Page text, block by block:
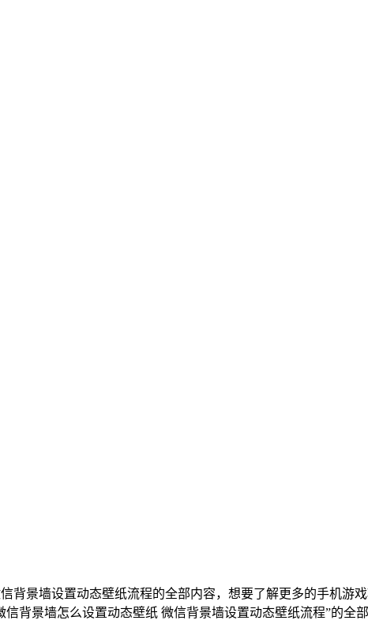
背景墙设置动态壁纸流程的全部内容，想要了解更多的手机游
背景墙怎么设置动态壁纸 微信背景墙设置动态壁纸流程”的全